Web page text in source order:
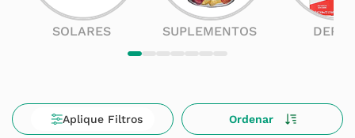
SOLARES SUPLEMENTOS